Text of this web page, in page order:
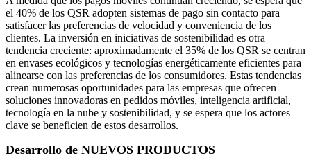
el 40% de los QSR adopten sistemas de pago sin contacto para
satisfacer las preferencias de velocidad y conveniencia de los
clientes. La inversión en iniciativas de sostenibilidad es otra
tendencia creciente: aproximadamente el 35% de los QSR se centran
en envases ecológicos y tecnologías energéticamente eficientes para
alinearse con las preferencias de los consumidores. Estas tendencias
crean numerosas oportunidades para las empresas que ofrecen
soluciones innovadoras en pedidos móviles, inteligencia artificial,
tecnología en la nube y sostenibilidad, y se espera que los actores
clave se beneficien de estos desarrollos.
Desarrollo de NUEVOS PRODUCTOS